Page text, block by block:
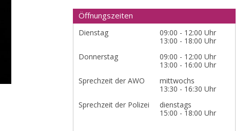
Öffnungszeiten
Dienstag
09:00 - 12:00 Uhr
13:00 - 18:00 Uhr
Donnerstag
09:00 - 12:00 Uhr
13:00 - 16:00 Uhr
Sprechzeit der AWO
mittwochs
13:30 - 16:30 Uhr
Sprechzeit der Polizei
dienstags
15:00 - 18:00 Uhr